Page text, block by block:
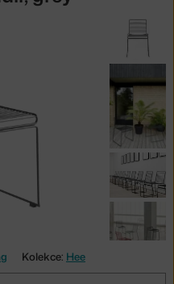
Kolekce: Hee